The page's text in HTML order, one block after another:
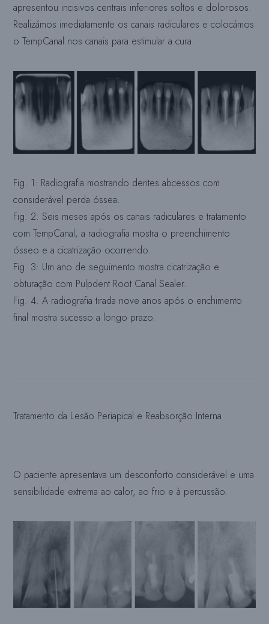
apresentou incisivos centrais inferiores soltos e dolorosos.
Realizámos imediatamente os canais radiculares e colocámos
o TempCanal nos canais para estimular a cura.
Fig. 1: Radiografia mostrando dentes abcessos com
considerável perda óssea.
Fig. 2: Seis meses após os canais radiculares e tratamento
com TempCanal, a radiografia mostra o preenchimento
ósseo e a cicatrização ocorrendo.
Fig. 3: Um ano de seguimento mostra cicatrização e
obturação com Pulpdent Root Canal Sealer.
Fig. 4: A radiografia tirada nove anos após o enchimento
final mostra sucesso a longo prazo.
Tratamento da Lesão Periapical e Reabsorção Interna
O paciente apresentava um desconforto considerável e uma
sensibilidade extrema ao calor, ao frio e à percussão.